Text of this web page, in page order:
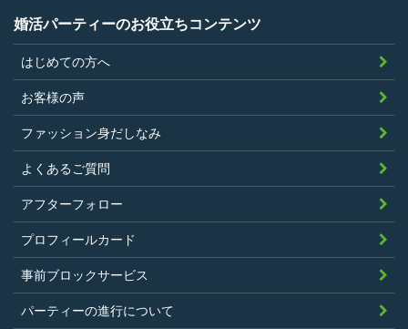
弊社が希望する証明書を持参できるこ
過去に、当社運営サービスにおいて、不
正行為、ストーカー行為、クレジットカ
ードの不正利用その他問題のある行為を
したことがないこと
暴力団等の反社会的勢力の関係者でな
く、また、法令違反あるいは公序良俗違
反行為等反社会的活動を行ったことがな
いこと
当社の独自の裁量によりLinkStoreの運営
上問題があると判断されたことがないこ
と
婚活パーティーのお役立ちコンテンツ
はじめての方へ
お客様の声
ファッション身だしなみ
よくあるご質問
アフターフォロー
プロフィールカード
事前ブロックサービス
パーティーの進行について